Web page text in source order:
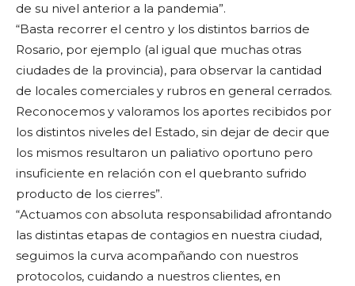
de su nivel anterior a la pandemia”.
“Basta recorrer el centro y los distintos barrios de
Rosario, por ejemplo (al igual que muchas otras
ciudades de la provincia), para observar la cantidad
de locales comerciales y rubros en general cerrados.
Reconocemos y valoramos los aportes recibidos por
los distintos niveles del Estado, sin dejar de decir que
los mismos resultaron un paliativo oportuno pero
insuficiente en relación con el quebranto sufrido
producto de los cierres”.
“Actuamos con absoluta responsabilidad afrontando
las distintas etapas de contagios en nuestra ciudad,
seguimos la curva acompañando con nuestros
protocolos, cuidando a nuestros clientes, en